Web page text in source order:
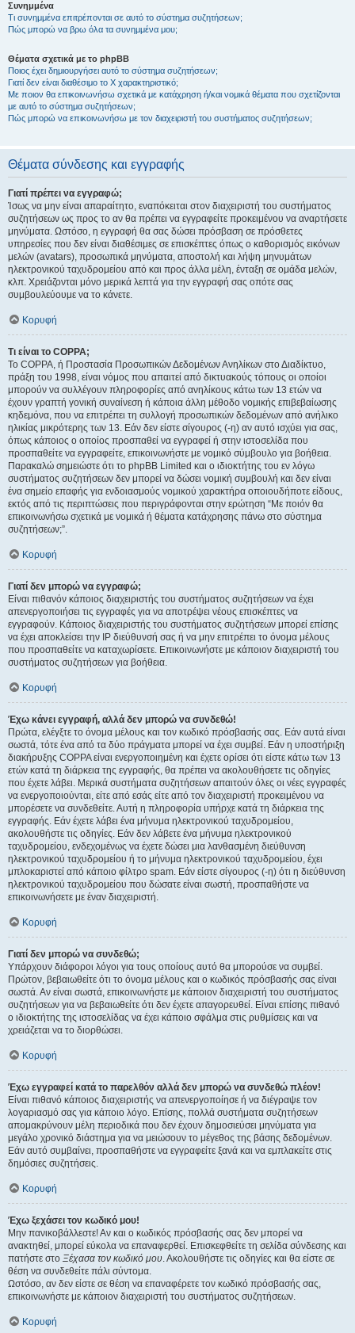
Συνημμένα
Τι συνημμένα επιτρέπονται σε αυτό το σύστημα συζητήσεων;
Πώς μπορώ να βρω όλα τα συνημμένα μου;
Θέματα σχετικά με το phpBB
Ποιος έχει δημιουργήσει αυτό το σύστημα συζητήσεων;
Γιατί δεν είναι διαθέσιμο το Χ χαρακτηριστικό;
Με ποιον θα επικοινωνήσω σχετικά με κατάχρηση ή/και νομικά θέματα που σχετίζονται
με αυτό το σύστημα συζητήσεων;
Πώς μπορώ να επικοινωνήσω με τον διαχειριστή του συστήματος συζητήσεων;
Θέματα σύνδεσης και εγγραφής
Γιατί πρέπει να εγγραφώ;
Ίσως να μην είναι απαραίτητο, εναπόκειται στον διαχειριστή του συστήματος
συζητήσεων ως προς το αν θα πρέπει να εγγραφείτε προκειμένου να αναρτήσετε
μηνύματα. Ωστόσο, η εγγραφή θα σας δώσει πρόσβαση σε πρόσθετες
υπηρεσίες που δεν είναι διαθέσιμες σε επισκέπτες όπως ο καθορισμός εικόνων
μελών (avatars), προσωπικά μηνύματα, αποστολή και λήψη μηνυμάτων
ηλεκτρονικού ταχυδρομείου από και προς άλλα μέλη, ένταξη σε ομάδα μελών,
κλπ. Χρειάζονται μόνο μερικά λεπτά για την εγγραφή σας οπότε σας
συμβουλεύουμε να το κάνετε.
Κορυφή
Τι είναι το COPPA;
Το COPPA, ή Προστασία Προσωπικών Δεδομένων Ανηλίκων στο Διαδίκτυο,
πράξη του 1998, είναι νόμος που απαιτεί από δικτυακούς τόπους οι οποίοι
μπορούν να συλλέγουν πληροφορίες από ανηλίκους κάτω των 13 ετών να
έχουν γραπτή γονική συναίνεση ή κάποια άλλη μέθοδο νομικής επιβεβαίωσης
κηδεμόνα, που να επιτρέπει τη συλλογή προσωπικών δεδομένων από ανήλικο
ηλικίας μικρότερης των 13. Εάν δεν είστε σίγουρος (-η) αν αυτό ισχύει για σας,
όπως κάποιος ο οποίος προσπαθεί να εγγραφεί ή στην ιστοσελίδα που
προσπαθείτε να εγγραφείτε, επικοινωνήστε με νομικό σύμβουλο για βοήθεια.
Παρακαλώ σημειώστε ότι το phpBB Limited και ο ιδιοκτήτης του εν λόγω
συστήματος συζητήσεων δεν μπορεί να δώσει νομική συμβουλή και δεν είναι
ένα σημείο επαφής για ενδοιασμούς νομικού χαρακτήρα οποιουδήποτε είδους,
εκτός από τις περιπτώσεις που περιγράφονται στην ερώτηση “Με ποιόν θα
επικοινωνήσω σχετικά με νομικά ή θέματα κατάχρησης πάνω στο σύστημα
συζητήσεων;”.
Κορυφή
Γιατί δεν μπορώ να εγγραφώ;
Είναι πιθανόν κάποιος διαχειριστής του συστήματος συζητήσεων να έχει
απενεργοποιήσει τις εγγραφές για να αποτρέψει νέους επισκέπτες να
εγγραφούν. Κάποιος διαχειριστής του συστήματος συζητήσεων μπορεί επίσης
να έχει αποκλείσει την IP διεύθυνσή σας ή να μην επιτρέπει το όνομα μέλους
που προσπαθείτε να καταχωρίσετε. Επικοινωνήστε με κάποιον διαχειριστή του
συστήματος συζητήσεων για βοήθεια.
Κορυφή
Έχω κάνει εγγραφή, αλλά δεν μπορώ να συνδεθώ!
Πρώτα, ελέγξτε το όνομα μέλους και τον κωδικό πρόσβασής σας. Εάν αυτά είναι
σωστά, τότε ένα από τα δύο πράγματα μπορεί να έχει συμβεί. Εάν η υποστήριξη
διακήρυξης COPPA είναι ενεργοποιημένη και έχετε ορίσει ότι είστε κάτω των 13
ετών κατά τη διάρκεια της εγγραφής, θα πρέπει να ακολουθήσετε τις οδηγίες
που έχετε λάβει. Μερικά συστήματα συζητήσεων απαιτούν όλες οι νέες εγγραφές
να ενεργοποιούνται, είτε από εσάς είτε από τον διαχειριστή προκειμένου να
μπορέσετε να συνδεθείτε. Αυτή η πληροφορία υπήρχε κατά τη διάρκεια της
εγγραφής. Εάν έχετε λάβει ένα μήνυμα ηλεκτρονικού ταχυδρομείου,
ακολουθήστε τις οδηγίες. Εάν δεν λάβετε ένα μήνυμα ηλεκτρονικού
ταχυδρομείου, ενδεχομένως να έχετε δώσει μια λανθασμένη διεύθυνση
ηλεκτρονικού ταχυδρομείου ή το μήνυμα ηλεκτρονικού ταχυδρομείου, έχει
μπλοκαριστεί από κάποιο φίλτρο spam. Εάν είστε σίγουρος (-η) ότι η διεύθυνση
ηλεκτρονικού ταχυδρομείου που δώσατε είναι σωστή, προσπαθήστε να
επικοινωνήσετε με έναν διαχειριστή.
Κορυφή
Γιατί δεν μπορώ να συνδεθώ;
Υπάρχουν διάφοροι λόγοι για τους οποίους αυτό θα μπορούσε να συμβεί.
Πρώτον, βεβαιωθείτε ότι το όνομα μέλους και ο κωδικός πρόσβασής σας είναι
σωστά. Αν είναι σωστά, επικοινωνήστε με κάποιον διαχειριστή του συστήματος
συζητήσεων για να βεβαιωθείτε ότι δεν έχετε απαγορευθεί. Είναι επίσης πιθανό
ο ιδιοκτήτης της ιστοσελίδας να έχει κάποιο σφάλμα στις ρυθμίσεις και να
χρειάζεται να το διορθώσει.
Κορυφή
Έχω εγγραφεί κατά το παρελθόν αλλά δεν μπορώ να συνδεθώ πλέον!
Είναι πιθανό κάποιος διαχειριστής να απενεργοποίησε ή να διέγραψε τον
λογαριασμό σας για κάποιο λόγο. Επίσης, πολλά συστήματα συζητήσεων
απομακρύνουν μέλη περιοδικά που δεν έχουν δημοσιεύσει μηνύματα για
μεγάλο χρονικό διάστημα για να μειώσουν το μέγεθος της βάσης δεδομένων.
Εάν αυτό συμβαίνει, προσπαθήστε να εγγραφείτε ξανά και να εμπλακείτε στις
δημόσιες συζητήσεις.
Κορυφή
Έχω ξεχάσει τον κωδικό μου!
Μην πανικοβάλλεστε! Αν και ο κωδικός πρόσβασής σας δεν μπορεί να
ανακτηθεί, μπορεί εύκολα να επαναφερθεί. Επισκεφθείτε τη σελίδα σύνδεσης και
πατήστε στο Ξέχασα τον κωδικό μου. Ακολουθήστε τις οδηγίες και θα είστε σε
θέση να συνδεθείτε πάλι σύντομα.
Ωστόσο, αν δεν είστε σε θέση να επαναφέρετε τον κωδικό πρόσβασής σας,
επικοινωνήστε με κάποιον διαχειριστή του συστήματος συζητήσεων.
Κορυφή